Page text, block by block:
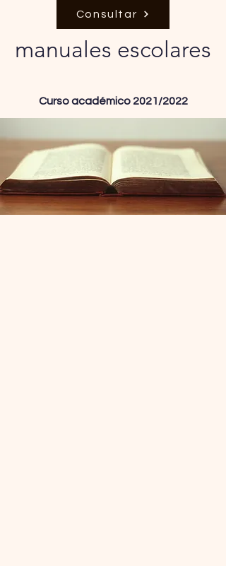
Consultar
manuales escolares
Curso académico 2021/2022